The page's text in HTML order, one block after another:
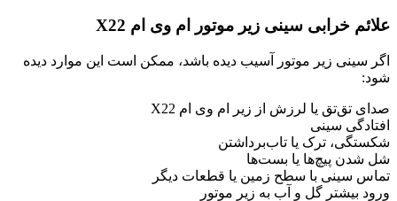
علائم خرابی سینی زیر موتور ام وی ام X22
اگر سینی زیر موتور آسیب دیده باشد، ممکن است این موارد دیده
شود:
صدای تق‌تق یا لرزش از زیر ام وی ام X22
افتادگی سینی
شکستگی، ترک یا تاب‌برداشتن
شل شدن پیچ‌ها یا بست‌ها
تماس سینی با سطح زمین یا قطعات دیگر
ورود بیشتر گل و آب به زیر موتور